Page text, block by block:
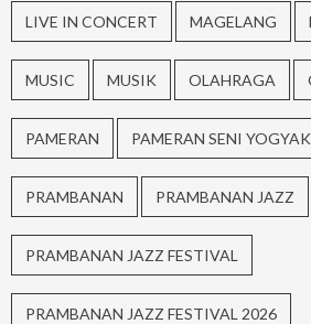
LIVE IN CONCERT MAGELANG
MUSIC MUSIK OLAHRAGA
PAMERAN PAMERAN SENI
PRAMBANAN PRAMBANAN JAZZ
PRAMBANAN JAZZ FESTIVAL
PRAMBANAN JAZZ FESTIVAL 2026